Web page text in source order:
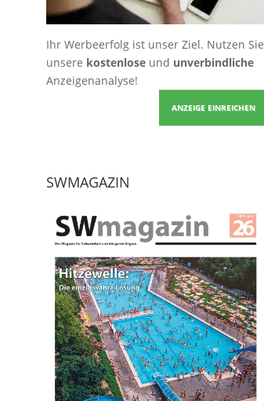
Ihr Werbeerfolg ist unser Ziel. Nutzen Sie
unsere kostenloseund unverbindliche
Anzeigenanalyse!
ANZEIGE EINREICHEN
SWMAGAZIN